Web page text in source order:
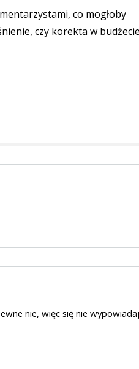
co mogłoby
czy korekta w
nie, więc się nie